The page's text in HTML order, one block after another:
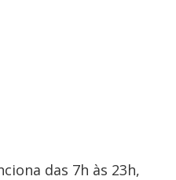
das 7h às 23h,